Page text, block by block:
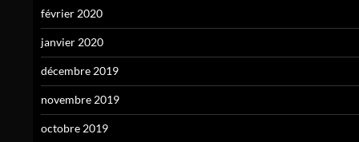
février 2020
janvier 2020
décembre 2019
novembre 2019
octobre 2019